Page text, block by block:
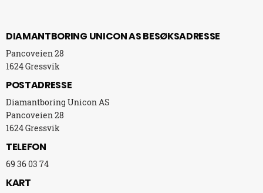
DIAMANTBORING UNICON AS BESØKSADRESSE
Pancoveien 28
1624 Gressvik
POSTADRESSE
Diamantboring Unicon AS
Pancoveien 28
1624 Gressvik
TELEFON
69 36 03 74
KART